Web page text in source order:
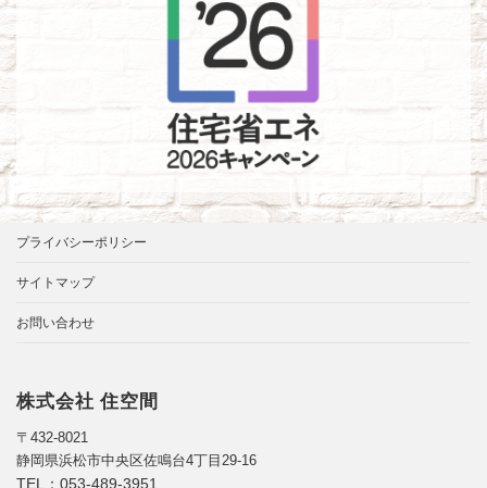
プライバシーポリシー
サイトマップ
お問い合わせ
株式会社 住空間
〒432-8021
静岡県浜松市中央区佐鳴台4丁目29-16
TEL： 053-489-3951